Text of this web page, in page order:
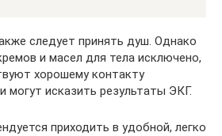
следует принять душ. Однако
и масел для тела исключено,
хорошему контакту
могут исказить результаты ЭКГ.
приходить в удобной, легко